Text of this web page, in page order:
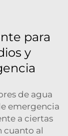
para
y
de agua
emergencia
a ciertas
cuanto al